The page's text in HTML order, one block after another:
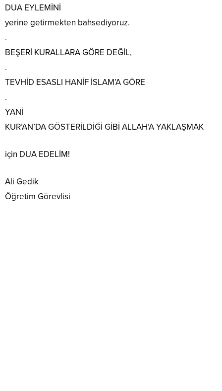
DUA EYLEMİNİ
yerine getirmekten bahsediyoruz.
.
BEŞERİ KURALLARA GÖRE DEĞİL,
.
TEVHİD ESASLI HANİF İSLAM’A GÖRE
.
YANİ
KUR’AN’DA GÖSTERİLDİĞİ GİBİ ALLAH’A YAKLAŞMAK
için DUA EDELİM!
Ali Gedik
Öğretim Görevlisi